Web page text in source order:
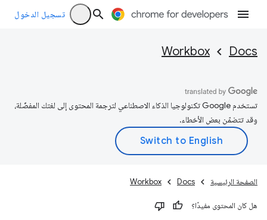
تسجيل الدخول
Docs
Workbox
تستخدم Google تكنولوجيا الذكاء الاصطناعي لترجمة المحتوى إلى لغتك المفضّلة،
وقد تتضمّن بعض الأخطاء.
الصفحة الرئيسية Docs
Workbox
هل كان المحتوى مفيدًا؟